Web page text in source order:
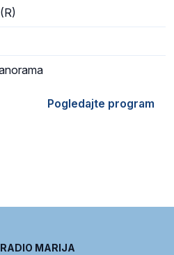
Pogledajte program
MARIJA